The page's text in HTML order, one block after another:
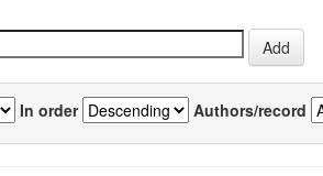
In order Authors/record